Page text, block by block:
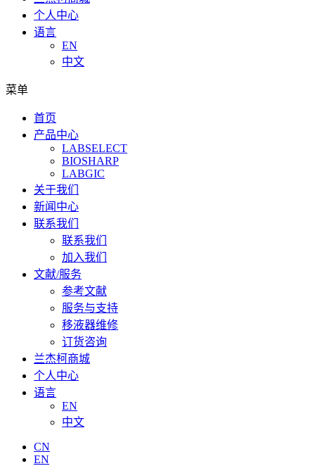
个人中心
语言
EN
中文
菜单
首页
产品中心
LABSELECT
BIOSHARP
LABGIC
关于我们
新闻中心
联系我们
联系我们
加入我们
文献/服务
参考文献
服务与支持
移液器维修
订货咨询
兰杰柯商城
个人中心
语言
EN
中文
CN
EN